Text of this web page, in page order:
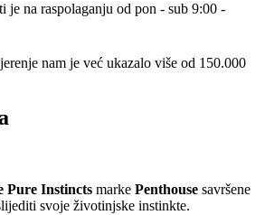
je na raspolaganju od pon - sub 9:00 -
nam je već ukazalo više od 150.000
Pure Instincts marke Penthouse savršene
svoje životinjske instinkte.